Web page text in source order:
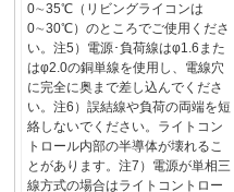
0∼35℃（リビングライコンは
0∼30℃）のところでご使用くださ
い。注5）電源･負荷線はφ1.6また
はφ2.0の銅単線を使用し、電線穴
に完全に奥まで差し込んでくださ
い。注6）誤結線や負荷の両端を短
絡しないでください。ライトコン
トロール内部の半導体が壊れるこ
とがあります。注7）電源が単相三
線方式の場合はライトコントロー